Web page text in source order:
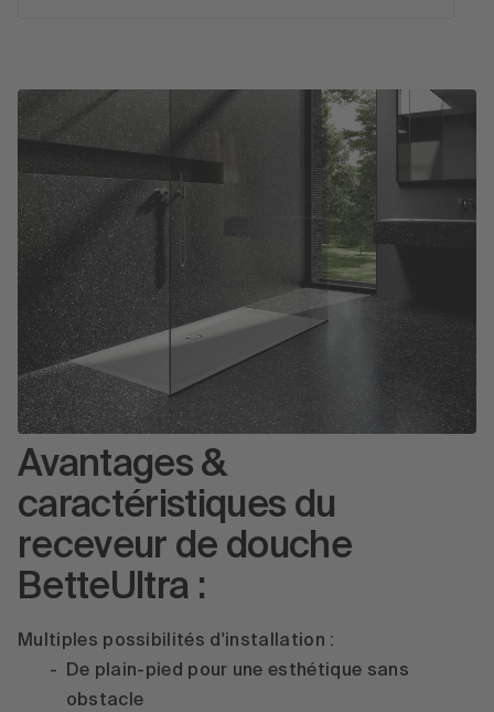
Avantages &
caractéristiques du
receveur de douche
BetteUltra :
Multiples possibilités d'installation :
De plain-pied pour une esthétique sans
obstacle